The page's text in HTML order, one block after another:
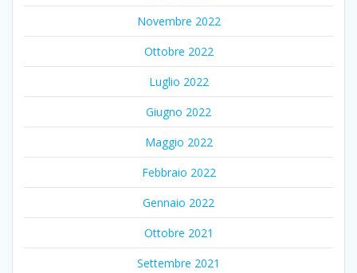
Novembre 2022
Ottobre 2022
Luglio 2022
Giugno 2022
Maggio 2022
Febbraio 2022
Gennaio 2022
Ottobre 2021
Settembre 2021